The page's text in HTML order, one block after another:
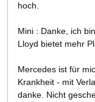
hoch.
Mini : Danke, ich
Lloyd bietet mehr
Mercedes ist für
Krankheit - mit
danke. Nicht